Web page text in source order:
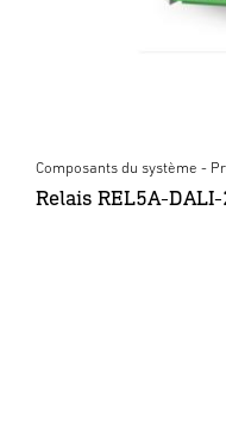
Composants du système -
Relais REL5A-DALI-